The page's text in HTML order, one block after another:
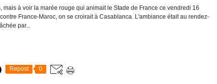
mais à voir la marée rouge qui animait le Stade de France ce vendredi 16
France-Maroc, on se croirait à Casablanca. L'ambiance était au rendez-
par...
Repost 0